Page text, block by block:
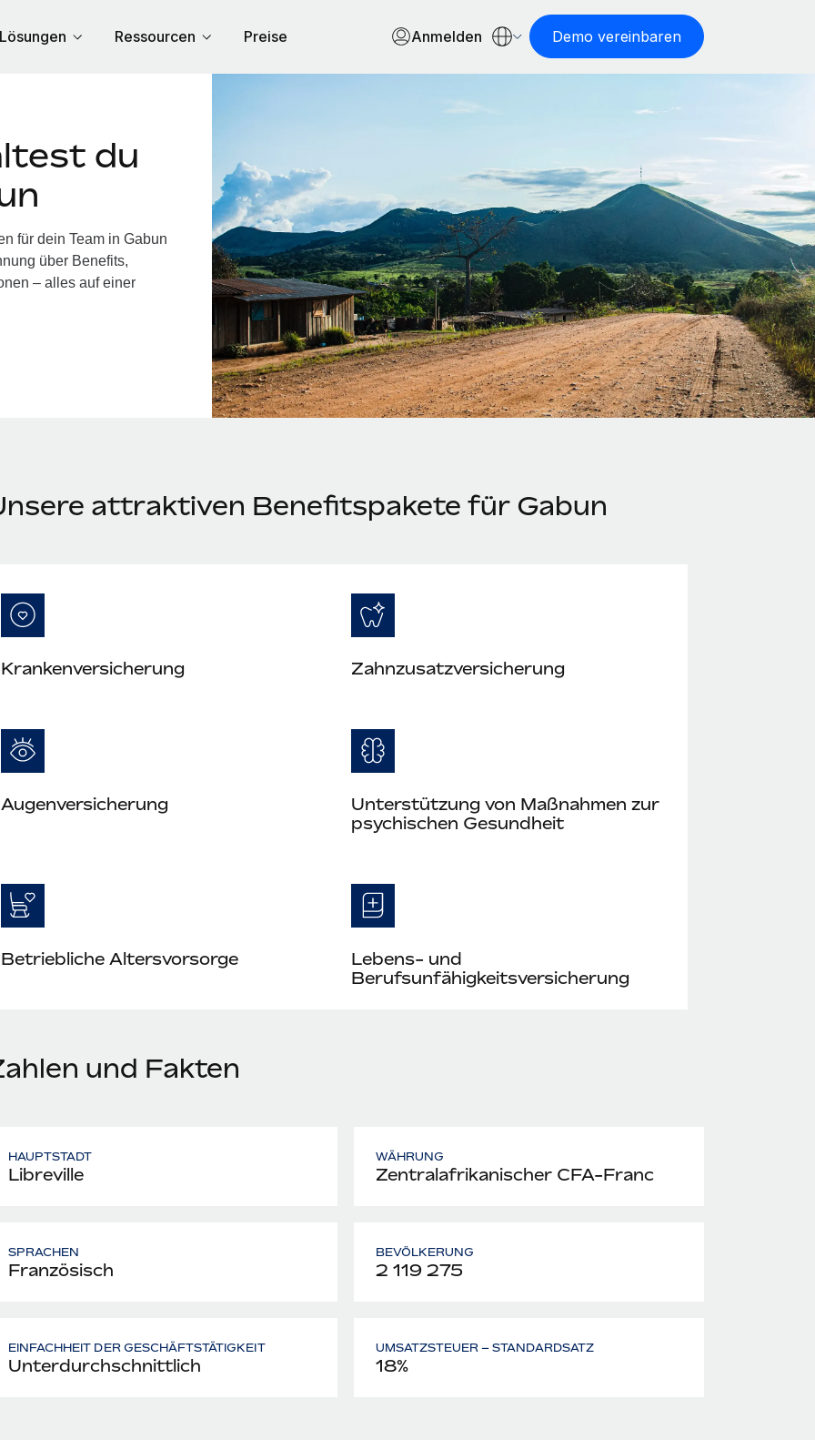
Lösungen Ressourcen Preise Anmelden Demo vereinbaren
du
für dein Team in Gabun
über Benefits,
– alles auf einer
attraktiven Benefitspakete für Gabun
Krankenversicherung Zahnzusatzversicherung
Augenversicherung
Unterstützung von Maßnahmen zur
psychischen Gesundheit
Betriebliche Altersvorsorge
Lebens- und
Berufsunfähigkeitsversicherung
und Fakten
HAUPTSTADT
Libreville
WÄHRUNG
Zentralafrikanischer CFA-Franc
SPRACHEN
Französisch
BEVÖLKERUNG
2 119 275
EINFACHHEIT DER GESCHÄFTSTÄTIGKEIT
Unterdurchschnittlich
UMSATZSTEUER – STANDARDSATZ
18%